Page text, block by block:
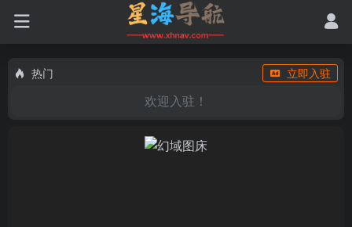
热门 立即入驻
欢迎入驻！